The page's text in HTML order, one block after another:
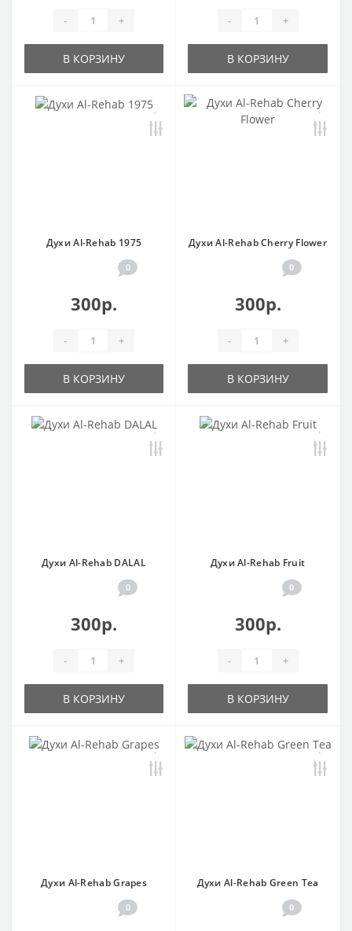
- +
В КОРЗИНУ
- +
В КОРЗИНУ
Духи Al-Rehab 1975
0
300р.
- +
В КОРЗИНУ
Духи Al-Rehab Cherry Flower
0
300р.
- +
В КОРЗИНУ
Духи Al-Rehab DALAL
0
300р.
- +
В КОРЗИНУ
Духи Al-Rehab Fruit
0
300р.
- +
В КОРЗИНУ
Духи Al-Rehab Grapes
0
Духи Al-Rehab Green Tea
0